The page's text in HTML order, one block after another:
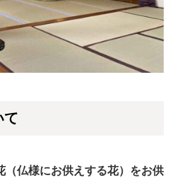
て
（仏様にお供えする花）をお供